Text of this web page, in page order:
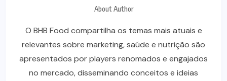
About Author
O BHB Food compartilha os temas mais atuais e
relevantes sobre marketing, saúde e nutrição são
apresentados por players renomados e engajados
no mercado, disseminando conceitos e ideias